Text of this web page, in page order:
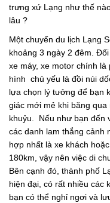
trưng xứ Lạng như thế
lâu ?
Một chuyến du lịch Lạng
khoảng 3 ngày 2 đêm.
xe máy, xe motor chính
hình chủ yếu là đồi núi
lựa chọn lý tưởng để bạn
giác mới mẻ khi băng
khuỷu. Nếu như bạn đến
các danh lam thắng cảnh
hợp nhất là xe khách
180km, vậy nên việc di
Bên cạnh đó, thành phố
hiện đại, có rất nhiều các
bạn có thể nghỉ ngơi và